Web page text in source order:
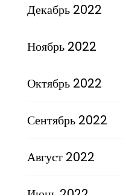
Декабрь 2022
Ноябрь 2022
Октябрь 2022
Сентябрь 2022
Август 2022